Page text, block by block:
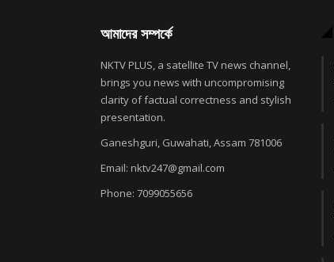
আমাদের সম্পর্কে
NKTV PLUS, a satellite TV news channel,
brings you news with uncompromising
clarity of factual correctness and stylish
presentation.
Ganeshguri, Guwahati, Assam 781006
Email: nktv247@gmail.com
Phone: 7099055656